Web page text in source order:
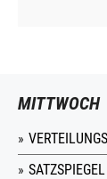
MITTWOCH
SATZSPIEGEL